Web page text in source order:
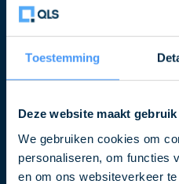
Toestemming
Deze website maakt
We gebruiken cookies om
personaliseren, om functies
en om ons websiteverkeer
Naam
E-
mailadres